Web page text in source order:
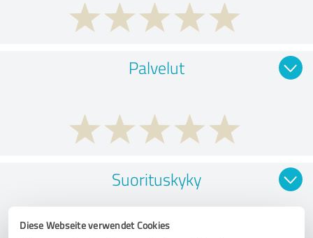
Diese Webseite verwendet Cookies
Palvelut
Suorituskyky